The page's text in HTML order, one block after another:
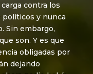
contra los
y nunca
Sin embargo,
son. Y es que
obligadas por
dejando